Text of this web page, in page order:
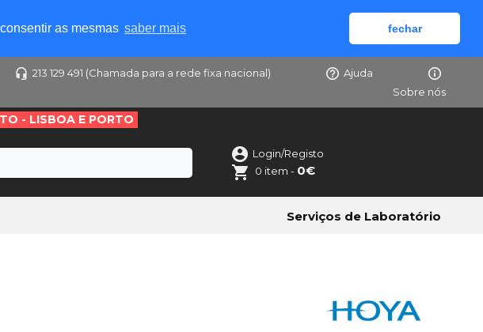
as mesmas saber mais fechar
213 129 491 (Chamada para a rede fixa nacional)
Ajuda
Sobre nós
- LISBOA E PORTO
Login/Registo
0 item - 0€
Serviços de Laboratório